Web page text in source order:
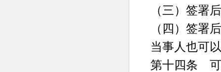
（三）签署
（四）签署
当事人也可
第十四条 可